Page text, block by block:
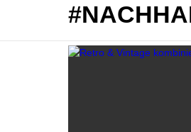
LATEST